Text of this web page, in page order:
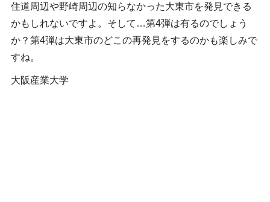
住道周辺や野崎周辺の知らなかった大東市を発見できる
かもしれないですよ。そして…第4弾は有るのでしょう
か？第4弾は大東市のどこの再発見をするのかも楽しみで
すね。
大阪産業大学